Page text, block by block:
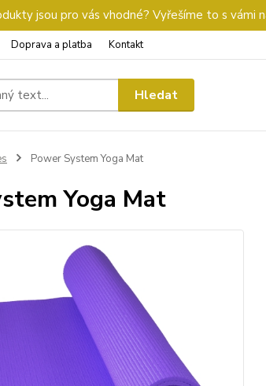
jsou pro vás vhodné? Vyřešíme to s vámi
Doprava a platba Kontakt
Hledat
Power System Yoga Mat
Yoga Mat